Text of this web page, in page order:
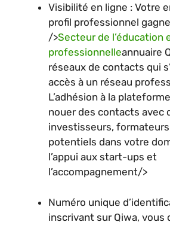
Visibilité en ligne : Votre
profil professionnel
/>Secteur de l’éducation
professionnelleannuaire
réseaux de contacts qui
accès à un réseau
L’adhésion à la
nouer des contacts avec
investisseurs,
potentiels dans votre
l’appui aux start-ups et
l’accompagnement/>
Numéro unique
inscrivant sur Qiwa, vous